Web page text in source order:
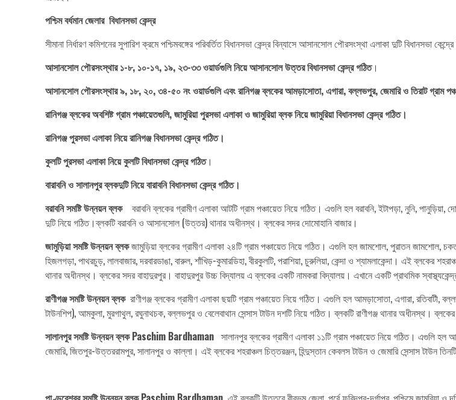
পশ্চিম বর্ধমান জেলার বিধানসভা কেন্দ্র
সীমানা নির্ধারণ কমিশনের সুপারিশ ক্রমে পশ্চিমবঙ্গের পরিবর্তিত বিধানসভা কেন্দ্র বিন্যাসে আসানসোল পৌরসংস্থা এলাকা দুটি বিধানসভা
আসানসোল পৌরসংস্থার ১-৮, ১০-১৭, ১৯, ২৩-৩৩ ওয়ার্ডগুলি নিয়ে আসানসোল উত্তর বিধানসভা কেন্দ্র গঠিত।
আসানসোল পৌরসংস্থার ৯, ১৮, ২০, ৩৪-৫০ নং ওয়ার্ডগুলি এবং রানিগঞ্জ ব্লকের আমড়াসোতা, এগারা, বল্লভপুর, জেমারি ও তিরাট গ্রাম
রানিগঞ্জ ব্লকের অবশিষ্ট গ্রাম পঞ্চায়েতগুলি, জামুরিয়া পুরসভা এলাকা ও জামুরিয়া ব্লক নিয়ে জামুরিয়া বিধানসভা কেন্দ্র গঠিত।
রানিগঞ্জ পুরসভা এলাকা নিয়ে রানিগঞ্জ বিধানসভা কেন্দ্র গঠিত।
কুলটি পুরসভা এলাকা নিয়ে কুলটি বিধানসভা কেন্দ্র গঠিত।
বারাবনি ও সালানপুর ব্লকদুটি নিয়ে বারাবনি বিধানসভা কেন্দ্র গঠিত।
বরাবনি সমষ্টি উন্নয়ন ব্লক
বরাবনি ব্লকের গ্রামীণ এলাকা আটটি গ্রাম পঞ্চায়েত নিয়ে গঠিত। এগুলি হল বরাবনি, ইটাপড়া, নুনি,
দুটি নিয়ে গঠিত।ব্লকটি বরাবনি ও আসানসোল (উত্তর) থানার অধীনস্থ। ব্লকের সদর দোমোহানি বাজার।
জামুড়িয়া সমষ্টি উন্নয়ন ব্লকজামুড়িয়া ব্লকের গ্রামীণ এলাকা ২৪টি গ্রাম পঞ্চায়েত নিয়ে গঠিত। এগুলি হল জামশোল, পুরাতন জামশোল,
হিজলগড়া, পাথরচুড়, লালবাজার, দরবারডাঙা, বারুল, শাঁখিড়-কুমারডিহা, বীরকুলটি, পরাশিয়া, চুরুলিয়া, কেন্দা ও শ্যামলাকেন্দা। এই ব্লকের
থানার অধীনস্থ। ব্লকের সদর বাহাদুরপুর। বাহাদুরপুর উচ্চ বিদ্যালয় এ ব্লকের একটি নামকরা বিদ্যালয়। এখানে একটি প্রাথমিক
রাণীগঞ্জ সমষ্টি উন্নয়ন ব্লকরাণীগঞ্জ ব্লকের গ্রামীণ এলাকা ছয়টি গ্রাম পঞ্চায়েত নিয়ে গঠিত। এগুলি হল আমড়াসোতা, এগারা, রতিবাটী,
টাউনশিপ), আমকুলা, মুরগাথুল, রঘুনাথচক, বল্লভপুর ও বেলেবাথান সেন্সাস টাউন দশটি নিয়ে গঠিত। ব্লকটি রাণীগঞ্জ থানার অধীনস্থ।
সালানপুর সমষ্টি উন্নয়ন ব্লক Paschim Bardhaman সালানপুর ব্লকের গ্রামীণ এলাকা ১১টি গ্রাম পঞ্চায়েত নিয়ে গঠিত। এগুলি হল
জেমারি, জিতপুর-উত্তররামপুর, সালানপুর ও কাল্লা। এই ব্লকের শহরাঞ্চল চিত্তরঞ্জন, হিন্দুস্তান কেবলস টাউন ও জেমারি সেন্সাস টাউন